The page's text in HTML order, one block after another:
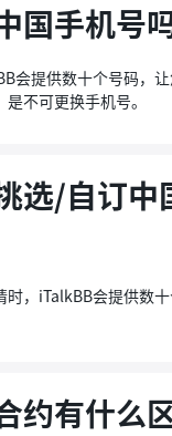
国手机号吗
会提供数十个号码，
不可更换手机号。
选/自订中
时，iTalkBB会提供数
约有什么